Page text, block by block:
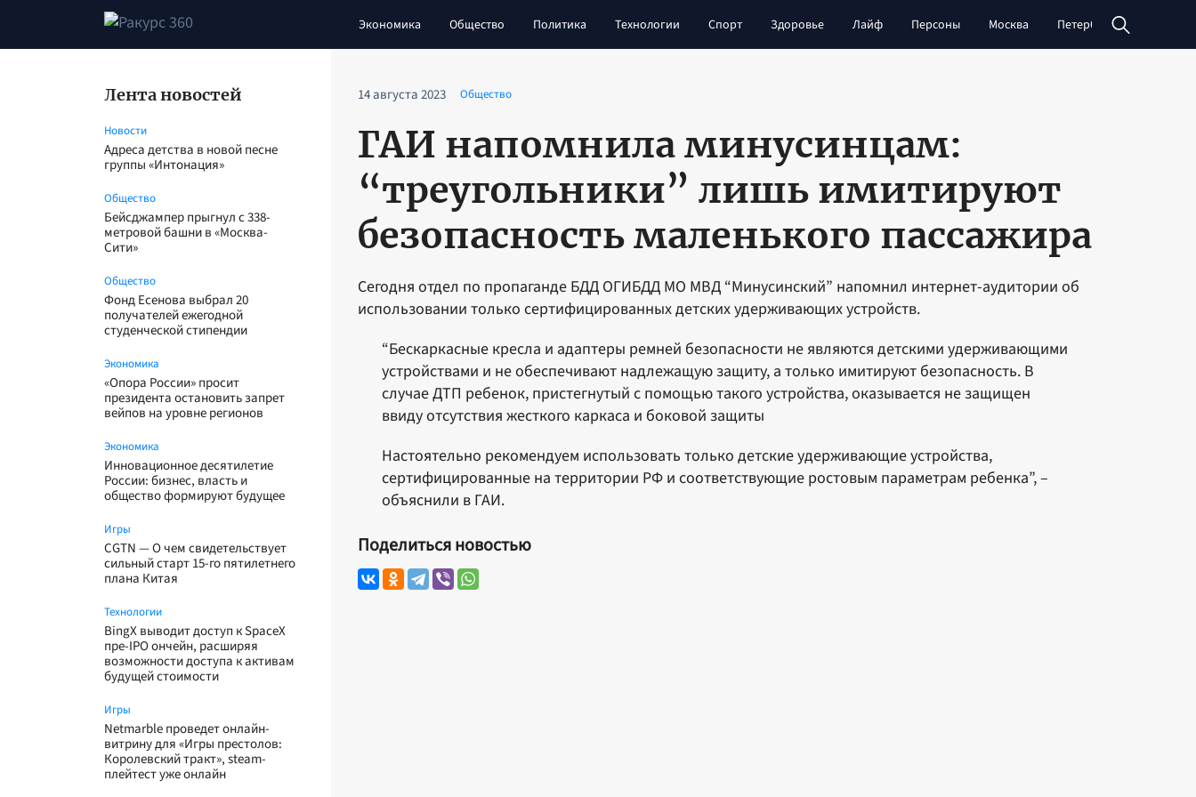
Экономика Общество Политика Технологии Спорт Здоровье Лайф Персоны Москва Петербург
Лента новостей
Новости
Адреса детства в новой песне
группы «Интонация»
Общество
Бейсджампер прыгнул с 338-
метровой башни в «Москва-
Сити»
Общество
Фонд Есенова выбрал 20
получателей ежегодной
студенческой стипендии
Экономика
«Опора России» просит
президента остановить запрет
вейпов на уровне регионов
Экономика
Инновационное десятилетие
России: бизнес, власть и
общество формируют будущее
Игры
CGTN — О чем свидетельствует
сильный старт 15-го пятилетнего
плана Китая
Технологии
BingX выводит доступ к SpaceX
пре-IPO ончейн, расширяя
возможности доступа к активам
будущей стоимости
Игры
Netmarble проведет онлайн-
витрину для «Игры престолов:
Королевский тракт», steam-
плейтест уже онлайн
14 августа 2023 Общество
ГАИ напомнила минусинцам:
“треугольники” лишь имитируют
безопасность маленького пассажира
Сегодня отдел по пропаганде БДД ОГИБДД МО МВД “Минусинский” напомнил интернет-аудитории об
использовании только сертифицированных детских удерживающих устройств.
“Бескаркасные кресла и адаптеры ремней безопасности не являются детскими удерживающими
устройствами и не обеспечивают надлежащую защиту, а только имитируют безопасность. В
случае ДТП ребенок, пристегнутый с помощью такого устройства, оказывается не защищен
ввиду отсутствия жесткого каркаса и боковой защиты
Настоятельно рекомендуем использовать только детские удерживающие устройства,
сертифицированные на территории РФ и соответствующие ростовым параметрам ребенка”, –
объяснили в ГАИ.
Поделиться новостью